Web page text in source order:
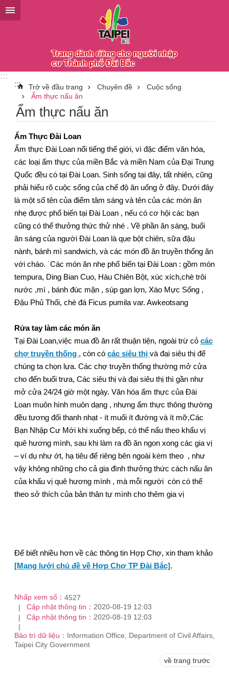
Chuyển đến khối nội dung chính
:::
:::
Trở về đầu trang Chuyên đề
Cuộc sống
Ẩm thực nấu ăn
Ẩm thực nấu ăn
Ẩm Thực Đài Loan
Ẩm thực Đài Loan nổi tiếng thế giới, vì đặc điểm văn hóa,
các loại ẩm thực của miền Bắc và miền Nam của Đại Trung
Quốc đều có tại Đài Loan. Sinh sống tại đây, tất nhiên, cũng
phải hiểu rõ cuộc sống của chế độ ăn uống ở đây. Dưới đây
là một số tên của điểm tâm sáng và tên của các món ăn
nhẹ được phổ biến tại Đài Loan , nếu có cơ hội các bạn
cũng có thể thưởng thức thử nhé . Về phần ăn sáng, buổi
ăn sáng của người Đài Loan là que bột chiên, sữa đậu
nành, bánh mì sandwich, và các món đồ ăn truyền thống ăn
với cháo. ˙Các món ăn nhẹ phổ biến tại Đài Loan : gồm món
tempura, Ding Bian Cuo, Hàu Chiên Bột, xúc xích,chè trôi
nước ,mì , bánh đúc mặn , súp gan lợn, Xào Mực Sống ,
Đậu Phủ Thối, chè đá Ficus pumila var. Awkeotsang
Rửa tay làm các món ăn
Tại Đài Loan,việc mua đồ ăn rất thuận tiện, ngoài trừ có́ các
chợ truyền thống , còn có các siêu thị và đại siêu thị để
chúng ta chọn lựa. Các chợ truyền thống thường mở cửa
cho đến buổi trưa, Các siêu thị và đại siêu thị thì gần như
mở cửa 24/24 giờ một ngày. Văn hóa ẩm thực của Đài
Loan muôn hình muôn dạng , nhưng ẩm thực thông thường
đều tương đối thanh nhạt - ít muối ít đường và ít mỡ,Các
Bạn Nhập Cư Mới khi xuống bếp, có thể nấu theo khẩu vị
quê hương mình, sau khi làm ra đồ ăn ngon xong các gia vị
– ví dụ như ớt, hạ tiêu để riêng bên ngoài kèm theo , như
vậy không những cho cả gia đình thưởng thức cách nấu ăn
của khẩu vị quê hương mình , mà mỗi người còn có thể
theo sở thích của bản thân tự mình cho thêm gia vị
Để biết nhiều hơn về các thông tin Hợp Chợ, xin tham khảo
[Mạng lưới chủ đề về Hợp Chợ TP Đài Bắc].
Nhấp xem số： 4527
Cập nhật thông tin： 2020-08-19 12:03
Cập nhật thông tin： 2020-08-19 12:03
Bảo trì dữ liệu： Information Office, Department of Civil Affairs,
Taipei City Government
về trang trước